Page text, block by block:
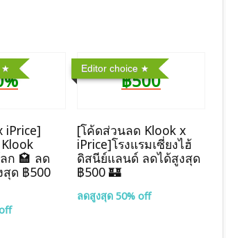
iPrice]
ก 🏩 ลด
สุด ฿500
Editor choice
฿500
[โค้ดส่วนลด Klook x
iPrice]โรงแรมเซี่ยงไฮ้
ดิสนีย์แลนด์ ลดได้สูงสุด
฿500 🏰
ลดสูงสุด 50% off